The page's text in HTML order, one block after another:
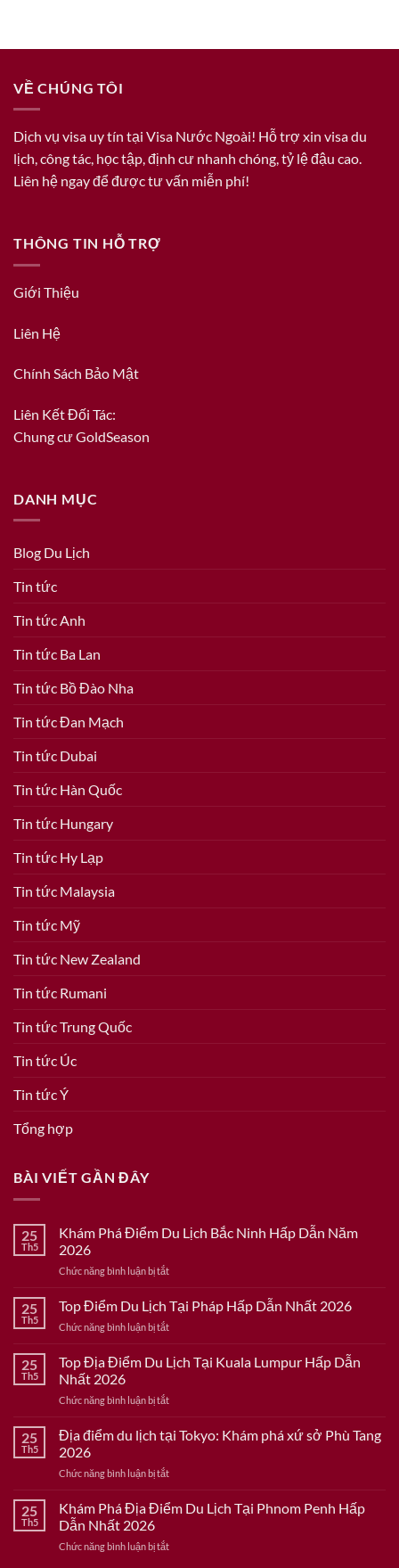
VỀ CHÚNG TÔI
Dịch vụ visa uy tín tại Visa Nước Ngoài! Hỗ trợ xin visa du
lịch, công tác, học tập, định cư nhanh chóng, tỷ lệ đậu cao.
Liên hệ ngay để được tư vấn miễn phí!
THÔNG TIN HỖ TRỢ
Giới Thiệu
Liên Hệ
Chính Sách Bảo Mật
Liên Kết Đối Tác:
Chung cư GoldSeason
DANH MỤC
Blog Du Lịch
Tin tức
Tin tức Anh
Tin tức Ba Lan
Tin tức Bồ Đào Nha
Tin tức Đan Mạch
Tin tức Dubai
Tin tức Hàn Quốc
Tin tức Hungary
Tin tức Hy Lạp
Tin tức Malaysia
Tin tức Mỹ
Tin tức New Zealand
Tin tức Rumani
Tin tức Trung Quốc
Tin tức Úc
Tin tức Ý
Tổng hợp
BÀI VIẾT GẦN ĐÂY
25
Th5
Khám Phá Điểm Du Lịch Bắc Ninh Hấp Dẫn Năm
2026
Chức năng bình luận bị tắtở
Phá
Điểm
Du
Bắc
Dẫn
2026
25
Th5
Top Điểm Du Lịch Tại Pháp Hấp Dẫn Nhất 2026
Chức năng bình luận bị tắtở
Điểm
Du
Tại
Hấp
2026
25
Th5
Top Địa Điểm Du Lịch Tại Kuala Lumpur Hấp Dẫn
Nhất 2026
Chức năng bình luận bị tắtở
Địa
Điểm
Lịch
Kuala
Dẫn
25
Th5
Địa điểm du lịch tại Tokyo: Khám phá xứ sở Phù Tang
2026
Chức năng bình luận bị tắtở
điểm
du
tại
25
Th5
Khám Phá Địa Điểm Du Lịch Tại Phnom Penh Hấp
Dẫn Nhất 2026
Chức năng bình luận bị tắtở